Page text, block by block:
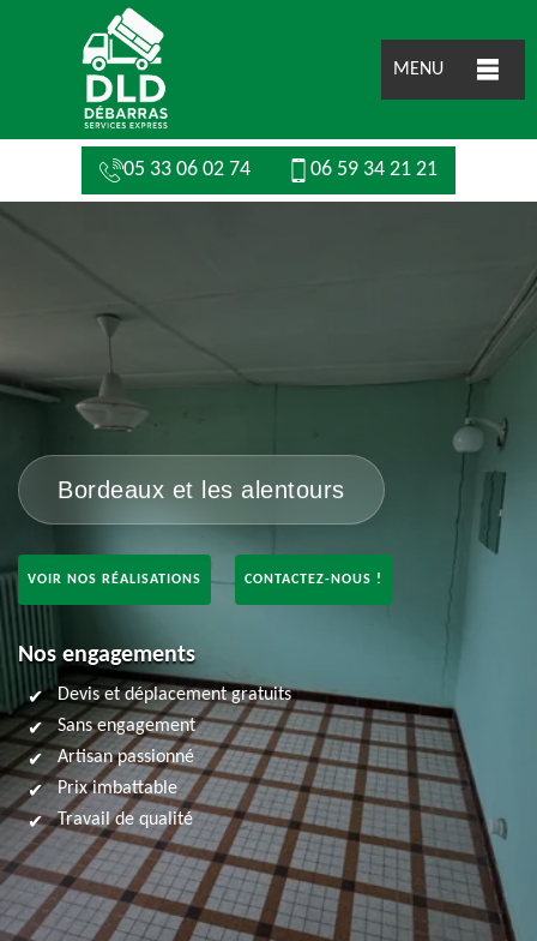
MENU
05 33 06 02 74 06 59 34 21 21
Bordeaux et les alentours
VOIR NOS RÉALISATIONS CONTACTEZ-NOUS !
Nos engagements
Devis et déplacement gratuits
Sans engagement
Artisan passionné
Prix imbattable
Travail de qualité